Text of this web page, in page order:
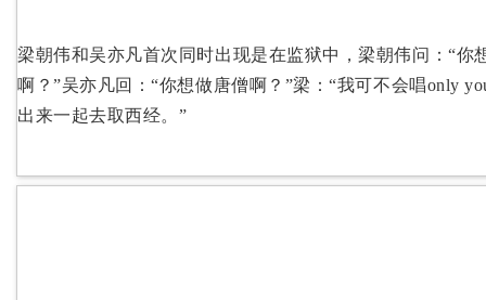
梁朝伟和吴亦凡首次同时出现是在监狱中，梁朝伟问：“你
啊？”吴亦凡回：“你想做唐僧啊？”梁：“我可不会唱only
出来一起去取西经。”